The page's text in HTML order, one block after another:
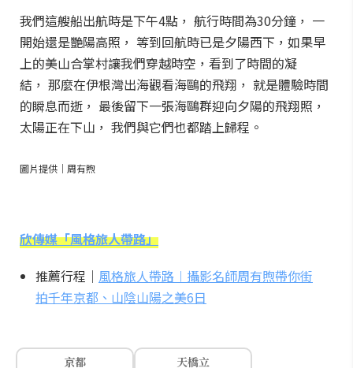
我們這艘船出航時是下午4點， 航行時間為30分鐘， 一
開始還是艷陽高照， 等到回航時已是夕陽西下，如果早
上的美山合掌村讓我們穿越時空，看到了時間的凝
結， 那麼在伊根灣出海觀看海鷗的飛翔， 就是體驗時間
的瞬息而逝， 最後留下一張海鷗群迎向夕陽的飛翔照，
太陽正在下山， 我們與它們也都踏上歸程。
圖片提供｜周有煦
欣傳媒「風格旅人帶路」
推薦行程｜ 風格旅人帶路︱攝影名師周有煦帶你街
拍千年京都、山陰山陽之美6日
京都 天橋立